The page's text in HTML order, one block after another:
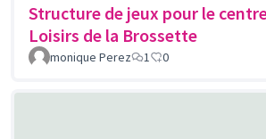
Structure de jeux pour le
Loisirs de la Brossette
monique Perez 1 0